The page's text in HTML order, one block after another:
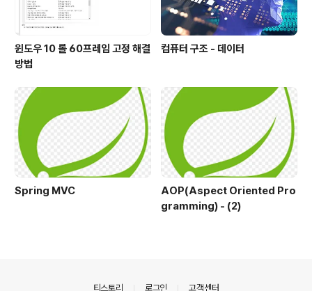
윈도우 10 롤 60프레임 고정 해결
방법
컴퓨터 구조 - 데이터
Spring MVC
AOP(Aspect Oriented Pro
gramming) - (2)
티스토리 로그인 고객센터